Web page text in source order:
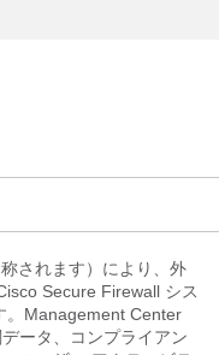
されます）により、外
Secure Firewall シス
。Management Center
ータ、コンプライアン